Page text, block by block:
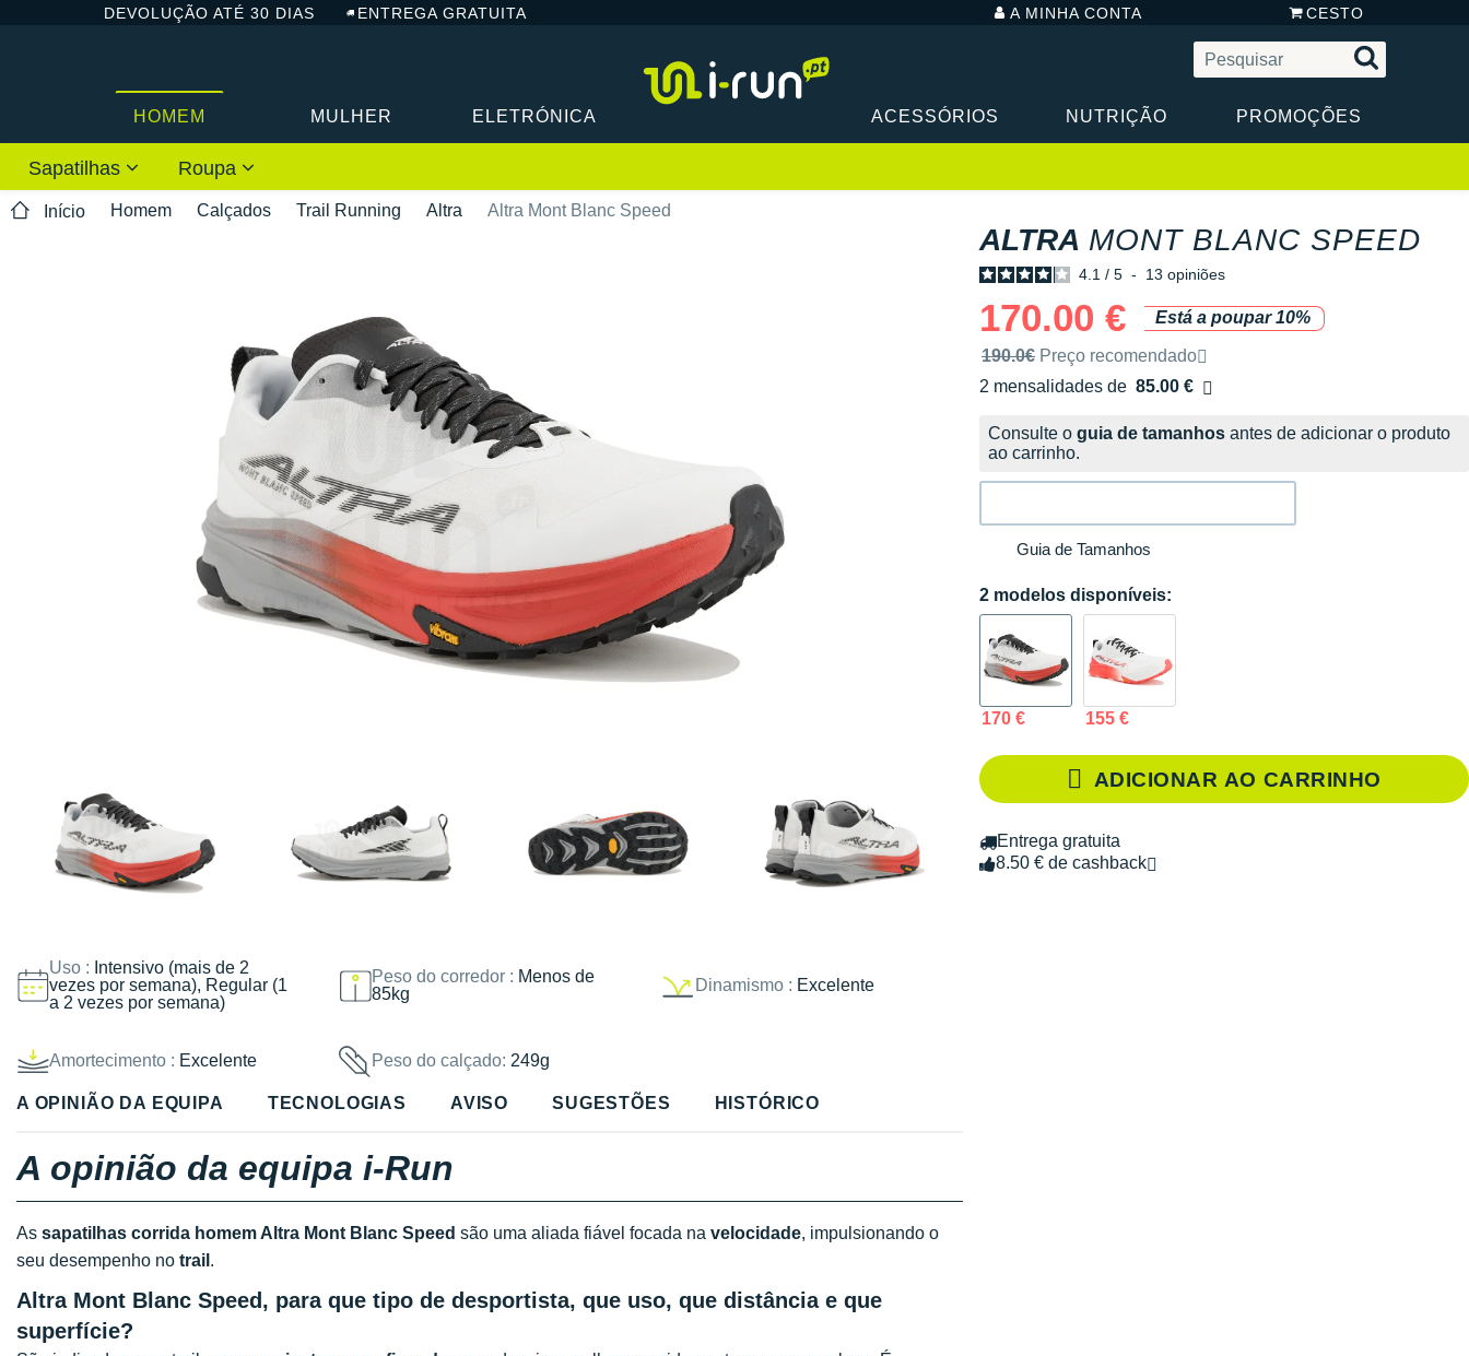
DEVOLUÇÃO ATÉ 30 DIAS ENTREGA GRATUITA A MINHA CONTA CESTO
HOMEM MULHER ELETRÓNICA ACESSÓRIOS NUTRIÇÃO PROMOÇÕES
Sapatilhas Roupa
Início Homem Calçados Trail Running Altra Altra Mont Blanc Speed
Uso : Intensivo (mais de 2
vezes por semana), Regular (1
a 2 vezes por semana)
Peso do corredor : Menos de
85kg
Dinamismo : Excelente
Amortecimento : Excelente Peso do calçado: 249g
ALTRA MONT BLANC SPEED
4.1 / 5 - 13 opiniões
170.00 €
Está a poupar 10%
Preço de venda recomendado pela marca
190.0€ Preço recomendado
2 mensalidades de 85.00 €
sem custos
Consulte o guia de tamanhos antes de adicionar o produto
ao carrinho.
Guia de Tamanhos
2 modelos disponíveis:
170 € 155 €
ADICIONAR AO CARRINHO
Entrega gratuita
8.50 € de cashback
A OPINIÃO DA EQUIPA TECNOLOGIAS AVISO SUGESTÕES HISTÓRICO
A opinião da equipa i-Run
As sapatilhas corrida homem Altra Mont Blanc Speed são uma aliada fiável focada na velocidade, impulsionando o
seu desempenho no trail .
Altra Mont Blanc Speed, para que tipo de desportista, que uso, que distância e que
superfície?